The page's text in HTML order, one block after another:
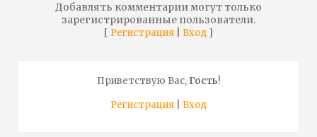
Добавлять комментарии могут только
зарегистрированные пользователи.
[ Регистрация Вход ]
Приветствую Вас,Гость!
Регистрация
Вход